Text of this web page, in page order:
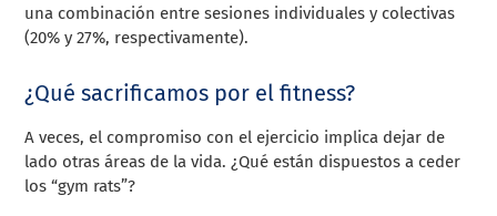
una combinación entre sesiones individuales y colectivas
(20% y 27%, respectivamente).
¿Qué sacrificamos por el fitness?
A veces, el compromiso con el ejercicio implica dejar de
lado otras áreas de la vida. ¿Qué están dispuestos a ceder
los “gym rats”?